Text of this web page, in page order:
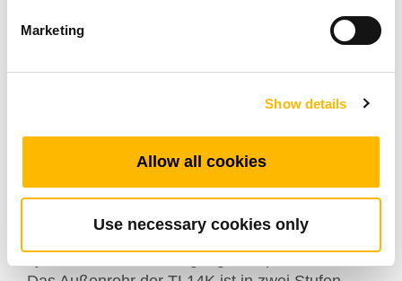
Marketing
Show details
Allow all cookies
Use necessary cookies only
Säule, die speziell für ergonomische
Durch die Kombination von mindestens zwei
Säulen mit kompatiblen TC-Steuerung und
TH/TDH-Fernbedienungen lassen sich
Arbeitsbereiche nahtlos und leise mit